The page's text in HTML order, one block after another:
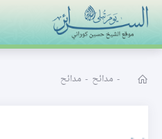
البث المباشر
- مدائح - مدائح